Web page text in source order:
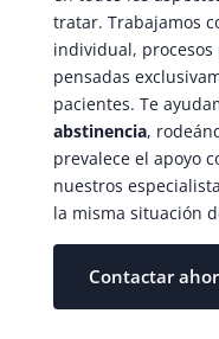
tratar. Trabajamos
individual,
pensadas
pacientes. Te
abstinencia,
prevalece el apoyo
nuestros
la misma situación
Contactar